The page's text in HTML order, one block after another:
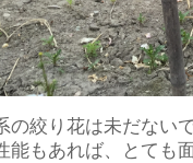
の絞り花は未だない
能もあれば、とても